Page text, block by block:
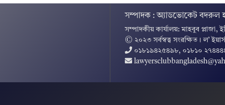
সম্পাদক : অ্যাডভোকেট বদরুল
সম্পাদকীয় কার্যালয়: মাহবুব প্লাজা,
© ২০২৩ সর্বস্বত্ব সংরক্ষিত । ল’
০১৮১৯৪২৫৪৯৮, ০১৮১০